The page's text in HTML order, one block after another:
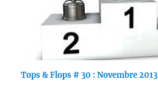
Tops & Flops # 30 : Novembre 2013